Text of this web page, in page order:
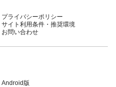
プライバシーポリシー
サイト利用条件・推奨環境
お問い合わせ
Android版